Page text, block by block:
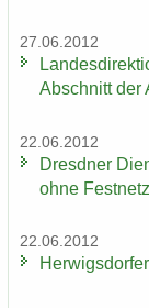
27.06.2012
Ab­schnitt der
22.06.2012
Dresd­ner
ohne
22.06.2012